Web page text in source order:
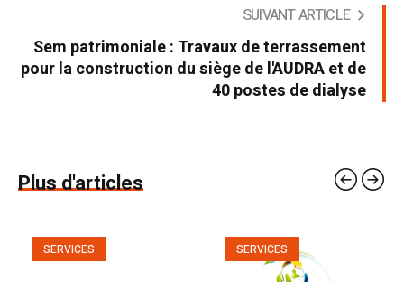
SUIVANT ARTICLE
Sem patrimoniale : Travaux de terrassement
pour la construction du siège de l'AUDRA et de
40 postes de dialyse
Plus d'articles
SERVICES SERVICES